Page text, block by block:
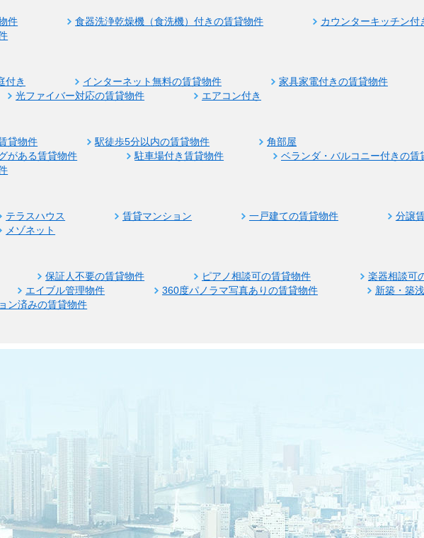
件 食器洗浄乾燥機（食洗機）付きの賃貸物件
カウンターキッチン付
付き インターネット無料の賃貸物件
家具家電付きの賃貸物件
光ファイバー対応の賃貸物件 エアコン付き
貸物件 駅徒歩5分以内の賃貸物件
角部屋
がある賃貸物件
駐車場付き賃貸物件
ベランダ・バルコニー付きの賃
テラスハウス 賃貸マンション 一戸建ての賃貸物件
分譲
メゾネット
保証人不要の賃貸物件 ピアノ相談可の賃貸物件
楽器相談可
エイブル管理物件 360度パノラマ写真ありの賃貸物件
新築・築
ン済みの賃貸物件